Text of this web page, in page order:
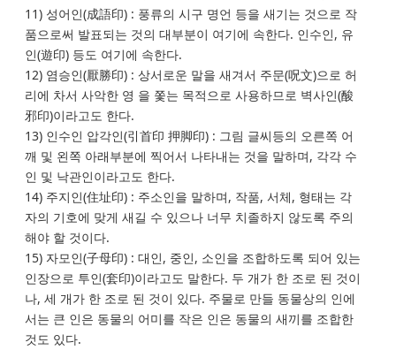
11) 성어인(成語印) : 풍류의 시구 명언 등을 새기는 것으로 작
품으로써 발표되는 것의 대부분이 여기에 속한다. 인수인, 유
인(遊印) 등도 여기에 속한다.
12) 염승인(厭勝印) : 상서로운 말을 새겨서 주문(呪文)으로 허
리에 차서 사악한 영 을 쫓는 목적으로 사용하므로 벽사인(酸
邪印)이라고도 한다.
13) 인수인 압각인(引首印 押脚印) : 그림 글씨등의 오른쪽 어
깨 및 왼쪽 아래부분에 찍어서 나타내는 것을 말하며, 각각 수
인 및 낙관인이라고도 한다.
14) 주지인(住址印) : 주소인을 말하며, 작품, 서체, 형태는 각
자의 기호에 맞게 새길 수 있으나 너무 치졸하지 않도록 주의
해야 할 것이다.
15) 자모인(子母印) : 대인, 중인, 소인을 조합하도록 되어 있는
인장으로 투인(套印)이라고도 말한다. 두 개가 한 조로 된 것이
나, 세 개가 한 조로 된 것이 있다. 주물로 만들 동물상의 인에
서는 큰 인은 동물의 어미를 작은 인은 동물의 새끼를 조합한
것도 있다.